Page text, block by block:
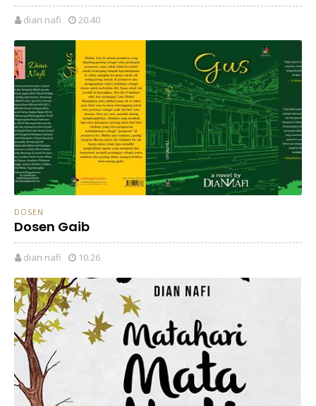
dian nafi 20.40
DOSEN
Dosen Gaib
dian nafi 10.26